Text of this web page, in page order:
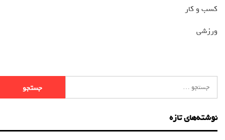
کسب و کار
ورزشی
نوشته‌های تازه